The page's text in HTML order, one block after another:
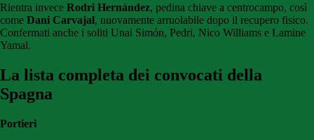
Rientra invece Rodri Hernández, pedina chiave a centrocampo, così
come Dani Carvajal, nuovamente arruolabile dopo il recupero fisico.
Confermati anche i soliti Unai Simón, Pedri, Nico Williams e Lamine
Yamal.
La lista completa dei convocati della
Spagna
Portieri